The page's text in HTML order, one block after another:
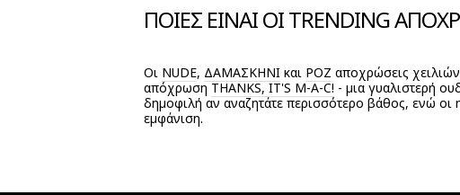
ΠΟΙΕΣ ΕΙΝΑΙ ΟΙ TRENDING
Οι NUDE, ΔΑΜΑΣΚΗΝΊ και ΡΟΖ αποχρώσεις
απόχρωσηTHANKS, IT'S M-A-C! - μια γυαλιστερή
δημοφιλή αν αναζητάτε περισσότερο βάθος, ενώ οι
εμφάνιση.